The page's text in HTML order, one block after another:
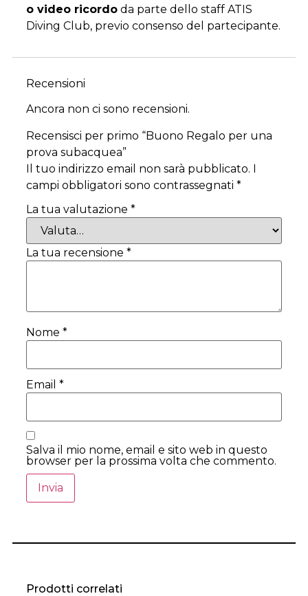
o video ricordo da parte dello staff ATIS
Diving Club, previo consenso del partecipante.
Recensioni
Ancora non ci sono recensioni.
Recensisci per primo “Buono Regalo per una
prova subacquea”
Il tuo indirizzo email non sarà pubblicato. I
campi obbligatori sono contrassegnati *
La tua valutazione *
La tua recensione *
Nome *
Email *
Salva il mio nome, email e sito web in questo
browser per la prossima volta che commento.
Prodotti correlati